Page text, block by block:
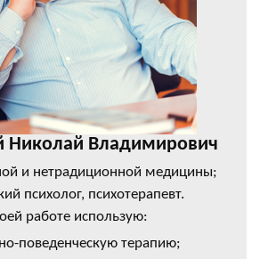
Николай Владимирович
и нетрадиционной медицины;
психолог, психотерапевт.
работе использую:
поведенческую терапию;